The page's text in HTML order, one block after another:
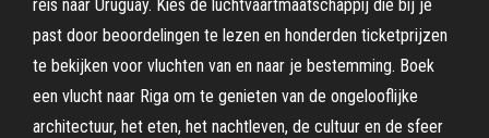
reis naar Uruguay. Kies de luchtvaartmaatschappij die bij je
past door beoordelingen te lezen en honderden ticketprijzen
te bekijken voor vluchten van en naar je bestemming. Boek
een vlucht naar Riga om te genieten van de ongelooflijke
architectuur, het eten, het nachtleven, de cultuur en de sfeer